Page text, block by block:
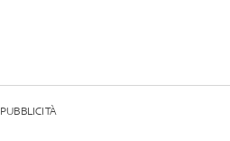
PUBBLICITÀ